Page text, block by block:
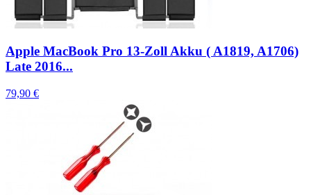
Apple MacBook Pro 13-Zoll Akku ( A1819, A1706)
Late 2016...
79,90 €